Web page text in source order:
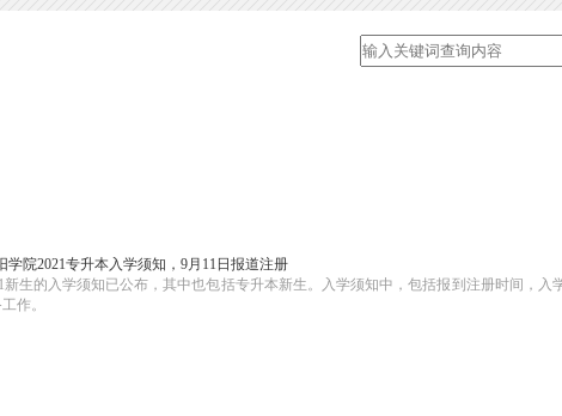
些？
学院2021专升本入学须知，9月11日报道注册
生的入学须知已公布，其中也包括专升本新生。入学须知中，包括报到注册时间，入
作。